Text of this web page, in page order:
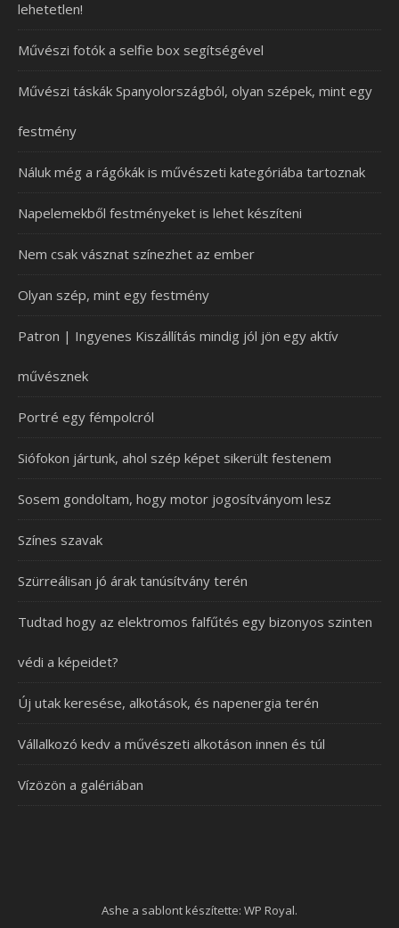
lehetetlen!
Művészi fotók a selfie box segítségével
Művészi táskák Spanyolországból, olyan szépek, mint egy
festmény
Náluk még a rágókák is művészeti kategóriába tartoznak
Napelemekből festményeket is lehet készíteni
Nem csak vásznat színezhet az ember
Olyan szép, mint egy festmény
Patron | Ingyenes Kiszállítás mindig jól jön egy aktív
művésznek
Portré egy fémpolcról
Siófokon jártunk, ahol szép képet sikerült festenem
Sosem gondoltam, hogy motor jogosítványom lesz
Színes szavak
Szürreálisan jó árak tanúsítvány terén
Tudtad hogy az elektromos falfűtés egy bizonyos szinten
védi a képeidet?
Új utak keresése, alkotások, és napenergia terén
Vállalkozó kedv a művészeti alkotáson innen és túl
Vízözön a galériában
Ashe a sablont készítette: WP Royal.